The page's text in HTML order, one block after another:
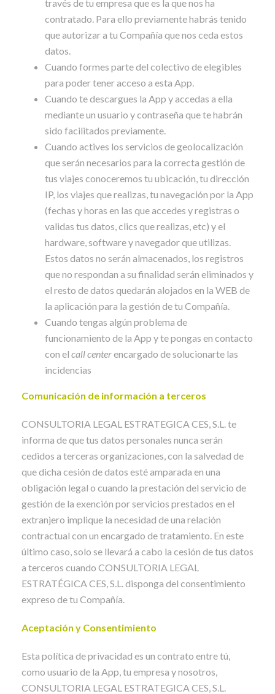
través de tu empresa que es la que nos ha
contratado. Para ello previamente habrás tenido
que autorizar a tu Compañía que nos ceda estos
datos.
Cuando formes parte del colectivo de elegibles
para poder tener acceso a esta App.
Cuando te descargues la App y accedas a ella
mediante un usuario y contraseña que te habrán
sido facilitados previamente.
Cuando actives los servicios de geolocalización
que serán necesarios para la correcta gestión de
tus viajes conoceremos tu ubicación, tu dirección
IP, los viajes que realizas, tu navegación por la App
(fechas y horas en las que accedes y registras o
validas tus datos, clics que realizas, etc) y el
hardware, software y navegador que utilizas.
Estos datos no serán almacenados, los registros
que no respondan a su finalidad serán eliminados y
el resto de datos quedarán alojados en la WEB de
la aplicación para la gestión de tu Compañía.
Cuando tengas algún problema de
funcionamiento de la App y te pongas en contacto
con el call centerencargado de solucionarte las
incidencias
Comunicación de información a terceros
CONSULTORIA LEGAL ESTRATEGICA CES, S.L. te
informa de que tus datos personales nunca serán
cedidos a terceras organizaciones, con la salvedad de
que dicha cesión de datos esté amparada en una
obligación legal o cuando la prestación del servicio de
gestión de la exención por servicios prestados en el
extranjero implique la necesidad de una relación
contractual con un encargado de tratamiento. En este
último caso, solo se llevará a cabo la cesión de tus datos
a terceros cuando CONSULTORIA LEGAL
ESTRATÉGICA CES, S.L. disponga del consentimiento
expreso de tu Compañía.
Aceptación y Consentimiento
Esta política de privacidad es un contrato entre tú,
como usuario de la App, tu empresa y nosotros,
CONSULTORIA LEGAL ESTRATEGICA CES, S.L.